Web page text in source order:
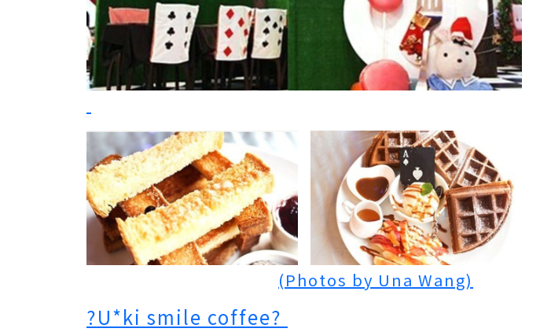
(Photos by Una Wang)
?U*ki smile coffee?